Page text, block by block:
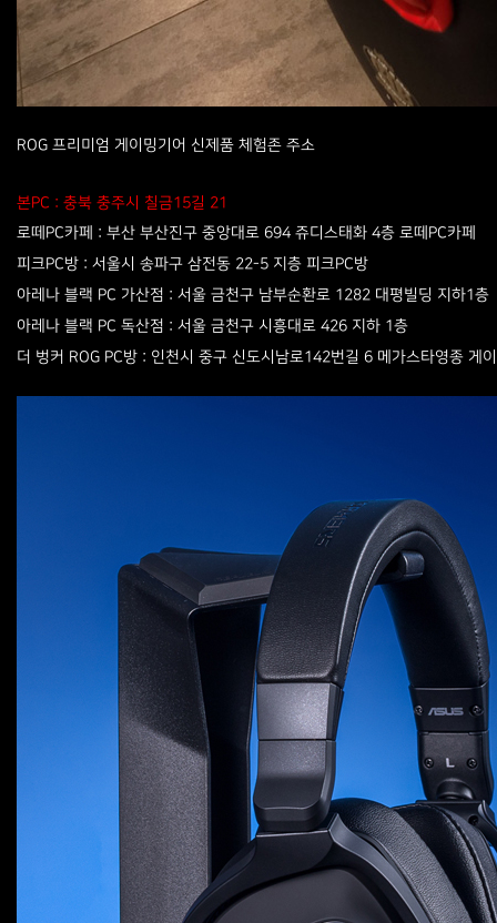
ROG 프리미엄 게이밍기어 신제품 체험존 주소
본PC : 충북 충주시 칠금15길 21
로떼PC카페 : 부산 부산진구 중앙대로 694 쥬디스태화 4층 로떼PC카페
피크PC방 : 서울시 송파구 삼전동 22-5 지층 피크PC방
아레나 블랙 PC 가산점 : 서울 금천구 남부순환로 1282 대평빌딩 지하1층
아레나 블랙 PC 독산점 : 서울 금천구 시흥대로 426 지하 1층
더 벙커 ROG PC방 : 인천시 중구 신도시남로142번길 6 메가스타영종 게